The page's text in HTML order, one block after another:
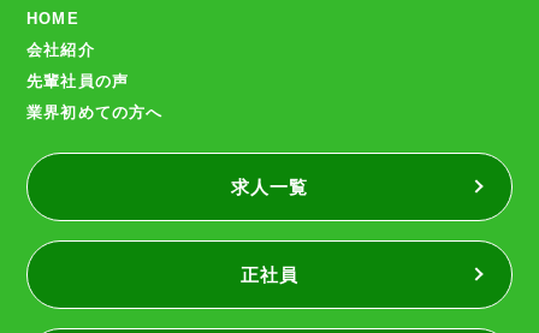
HOME
会社紹介
先輩社員の声
業界初めての方へ
求人一覧
正社員